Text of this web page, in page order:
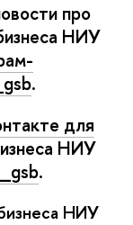
про
НИУ
.
для
НИУ
.
НИУ